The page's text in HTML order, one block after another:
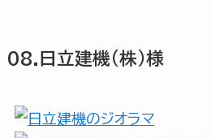
08.日立建機(株)様